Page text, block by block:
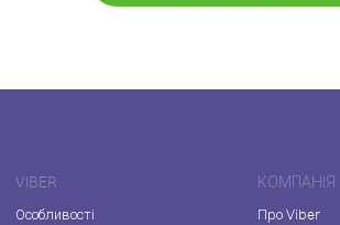
VIBER
Особливості
КОМПАНІЯ
Про Viber